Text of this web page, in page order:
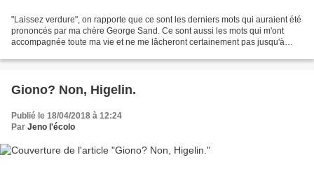
"Laissez verdure", on rapporte que ce sont les derniers mots qui auraient été
prononcés par ma chère George Sand. Ce sont aussi les mots qui m'ont
accompagnée toute ma vie et ne me lâcheront certainement pas jusqu'à
Giono? Non, Higelin.
Publié le 18/04/2018 à 12:24
Par Jeno l'écolo